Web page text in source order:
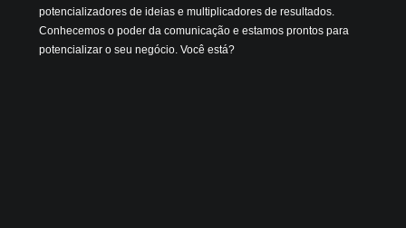
potencializadores de ideias e multiplicadores de resultados.
Conhecemos o poder da comunicação e estamos prontos para
potencializar o seu negócio. Você está?